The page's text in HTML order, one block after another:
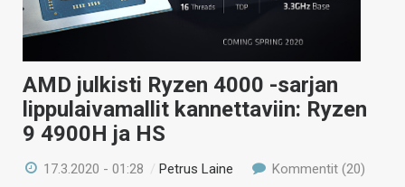
VAIHDA TEEMA
HAKU
AMD julkisti Ryzen 4000 -sarjan
lippulaivamallit kannettaviin: Ryzen
9 4900H ja HS
17.3.2020 - 01:28 /Petrus Laine Kommentit (20)